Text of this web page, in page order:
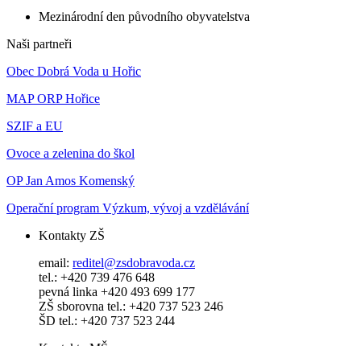
Mezinárodní den původního obyvatelstva
Naši partneři
Obec Dobrá Voda u Hořic
MAP ORP Hořice
SZIF a EU
Ovoce a zelenina do škol
OP Jan Amos Komenský
Operační program Výzkum, vývoj a vzdělávání
Kontakty ZŠ
email: reditel@zsdobravoda.cz
tel.: +420 739 476 648
pevná linka +420 493 699 177
ZŠ sborovna tel.: +420 737 523 246
ŠD tel.: +420 737 523 244